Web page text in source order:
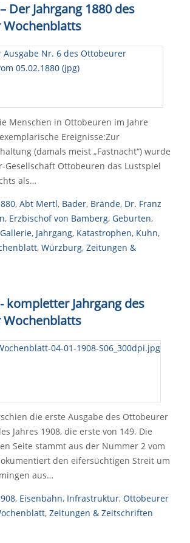
Der Jahrgang 1880 des
Menschen in Ottobeuren im Jahre
Ereignisse:Zur
(damals meist „Fastnacht“) wurde
Gesellschaft Ottobeuren das Lustspiel
als…
, Abt Mertl, Bader, Brände, Dr. Franz
, Erzbischof von Bamberg, Geburten,
, Jahrgang, Katastrophen, Kuhn,
, Würzburg, Zeitungen &
kompletter Jahrgang des
die erste Ausgabe des Ottobeurer
Jahres 1908, die erste von 149. Die
Seite stammt aus der Nummer 2 vom
den eifersüchtigen Streit um
aus…
, Eisenbahn, Infrastruktur, Ottobeurer
, Zeitungen & Zeitschriften